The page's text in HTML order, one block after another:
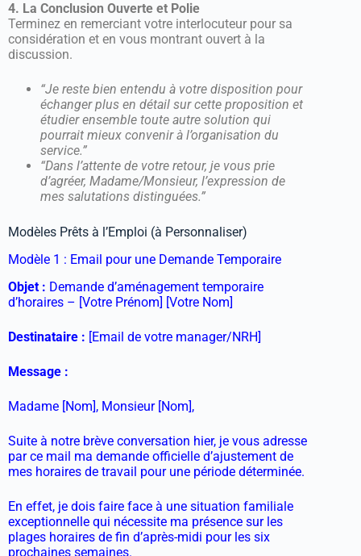
4. La Conclusion Ouverte et Polie
Terminez en remerciant votre interlocuteur pour sa
considération et en vous montrant ouvert à la
discussion.
“Je reste bien entendu à votre disposition pour
échanger plus en détail sur cette proposition et
étudier ensemble toute autre solution qui
pourrait mieux convenir à l’organisation du
service.”
“Dans l’attente de votre retour, je vous prie
d’agréer, Madame/Monsieur, l’expression de
mes salutations distinguées.”
Modèles Prêts à l’Emploi (à Personnaliser)
Modèle 1 : Email pour une Demande Temporaire
Objet : Demande d’aménagement temporaire
d’horaires – [Votre Prénom] [Votre Nom]
Destinataire : [Email de votre manager/NRH]
Message :
Madame [Nom], Monsieur [Nom],
Suite à notre brève conversation hier, je vous adresse
par ce mail ma demande officielle d’ajustement de
mes horaires de travail pour une période déterminée.
En effet, je dois faire face à une situation familiale
exceptionnelle qui nécessite ma présence sur les
plages horaires de fin d’après-midi pour les six
prochaines semaines.